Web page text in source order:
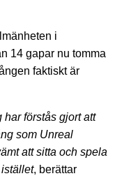
i
14 gapar nu tomma
faktiskt är
har förstås gjort att
som Unreal
att sitta och spela
, berättar